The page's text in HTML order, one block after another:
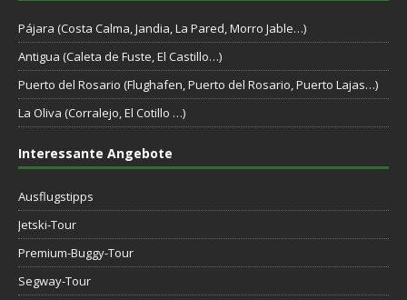
Pájara (Costa Calma, Jandia, La Pared, Morro Jable…)
Antigua (Caleta de Fuste, El Castillo…)
Puerto del Rosario (Flughafen, Puerto del Rosario, Puerto Lajas…)
La Oliva (Corralejo, El Cotillo …)
Interessante Angebote
Ausflugstipps
Jetski-Tour
Premium-Buggy-Tour
Segway-Tour